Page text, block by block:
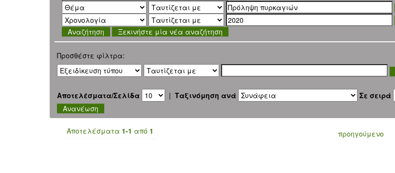
Ξεκινήστε μία νέα αναζήτηση
Προσθέστε φίλτρα:
Αποτελέσματα/Σελίδα | Ταξινόμηση ανά Σε σειρά
Αποτελέσματα 1-1 από 1 προηγούμενο